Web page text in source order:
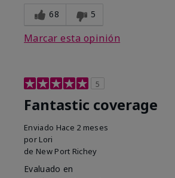
68 5
Marcar esta opinión
5
Fantastic coverage
Enviado Hace 2 meses
por Lori
de New Port Richey
Evaluado en